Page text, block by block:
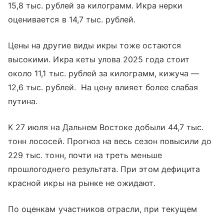
15,8 тыс. рублей за килограмм. Икра нерки
оценивается в 14,7 тыс. рублей.
Цены на другие виды икры тоже остаются
высокими. Икра кеты улова 2025 года стоит
около 11,1 тыс. рублей за килограмм, кижуча —
12,6 тыс. рублей. На цену влияет более слабая
путина.
К 27 июля на Дальнем Востоке добыли 44,7 тыс.
тонн лососей. Прогноз на весь сезон повысили до
229 тыс. тонн, почти на треть меньше
прошлогоднего результата. При этом дефицита
красной икры на рынке не ожидают.
По оценкам участников отрасли, при текущем